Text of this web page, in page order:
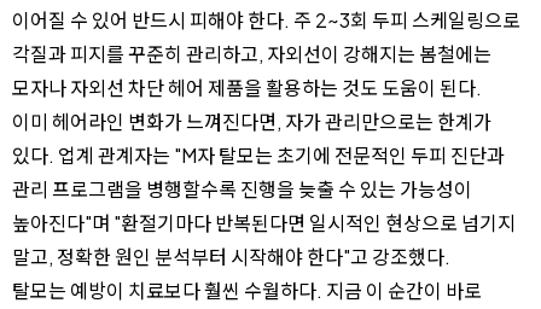
이어질 수 있어 반드시 피해야 한다. 주 2~3회 두피 스케일링으로
각질과 피지를 꾸준히 관리하고, 자외선이 강해지는 봄철에는
모자나 자외선 차단 헤어 제품을 활용하는 것도 도움이 된다.
이미 헤어라인 변화가 느껴진다면, 자가 관리만으로는 한계가
있다. 업계 관계자는 "M자 탈모는 초기에 전문적인 두피 진단과
관리 프로그램을 병행할수록 진행을 늦출 수 있는 가능성이
높아진다"며 "환절기마다 반복된다면 일시적인 현상으로 넘기지
말고, 정확한 원인 분석부터 시작해야 한다"고 강조했다.
탈모는 예방이 치료보다 훨씬 수월하다. 지금 이 순간이 바로